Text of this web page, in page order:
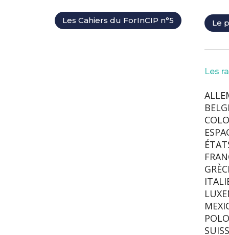
Les Cahiers du ForInCIP n°5 Le
Les